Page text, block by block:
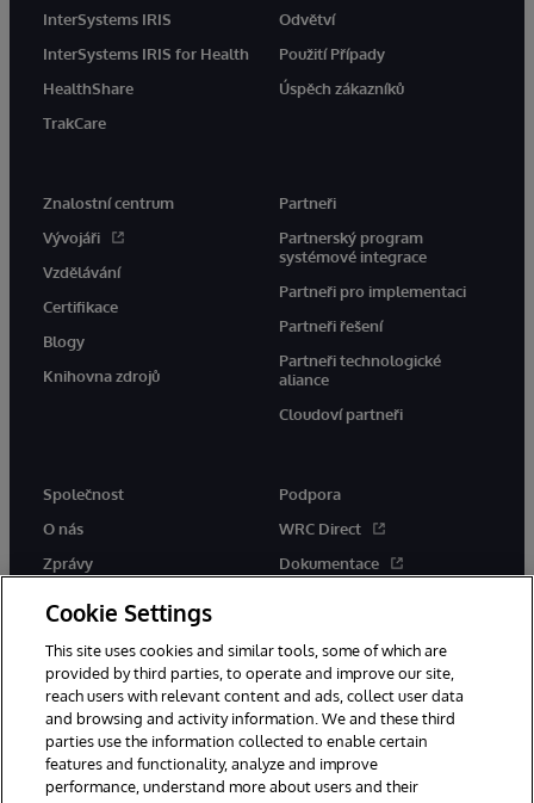
InterSystems IRIS
InterSystems IRIS for Health
HealthShare
TrakCare
Odvětví
Použití Případy
Úspěch zákazníků
Znalostní centrum
Vývojáři
Vzdělávání
Certifikace
Blogy
Knihovna zdrojů
Partneři
Partnerský program
systémové integrace
Partneři pro implementaci
Partneři řešení
Partneři technologické
aliance
Cloudoví partneři
Společnost
O nás
Zprávy
Podpora
WRC Direct
Dokumentace
© 1996-2026 InterSystems Corporation, Boston, MA. Všechna práva
Cookie Settings
This site uses cookies and similar tools, some of which are
provided by third parties, to operate and improve our site,
reach users with relevant content and ads, collect user data
and browsing and activity information. We and these third
parties use the information collected to enable certain
features and functionality, analyze and improve
performance, understand more about users and their